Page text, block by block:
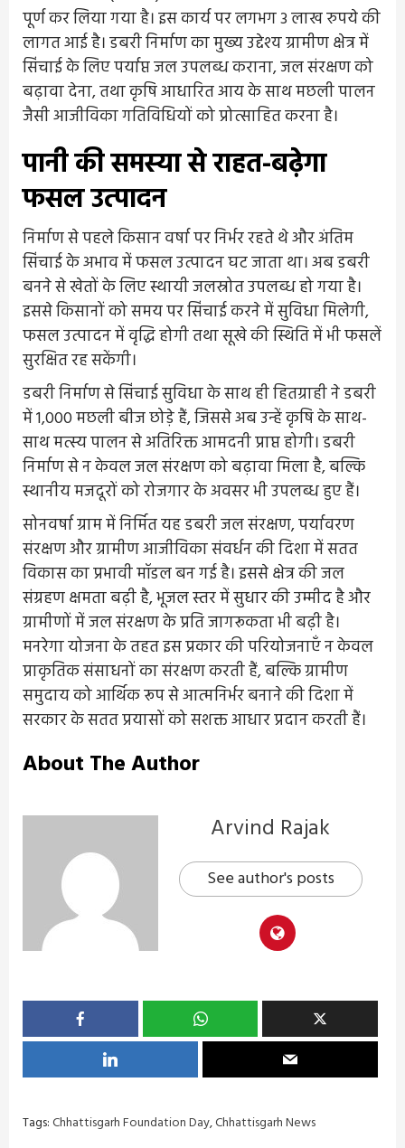
पूर्ण कर लिया गया है। इस कार्य पर लगभग 3 लाख रुपये की
लागत आई है। डबरी निर्माण का मुख्य उद्देश्य ग्रामीण क्षेत्र में
सिंचाई के लिए पर्याप्त जल उपलब्ध कराना, जल संरक्षण को
बढ़ावा देना, तथा कृषि आधारित आय के साथ मछली पालन
जैसी आजीविका गतिविधियों को प्रोत्साहित करना है।
पानी की समस्या से राहत-बढ़ेगा
फसल उत्पादन
निर्माण से पहले किसान वर्षा पर निर्भर रहते थे और अंतिम
सिंचाई के अभाव में फसल उत्पादन घट जाता था। अब डबरी
बनने से खेतों के लिए स्थायी जलस्रोत उपलब्ध हो गया है।
इससे किसानों को समय पर सिंचाई करने में सुविधा मिलेगी,
फसल उत्पादन में वृद्धि होगी तथा सूखे की स्थिति में भी फसलें
सुरक्षित रह सकेंगी।
डबरी निर्माण से सिंचाई सुविधा के साथ ही हितग्राही ने डबरी
में 1,000 मछली बीज छोड़े हैं, जिससे अब उन्हें कृषि के साथ-
साथ मत्स्य पालन से अतिरिक्त आमदनी प्राप्त होगी। डबरी
निर्माण से न केवल जल संरक्षण को बढ़ावा मिला है, बल्कि
स्थानीय मजदूरों को रोजगार के अवसर भी उपलब्ध हुए हैं।
सोनवर्षा ग्राम में निर्मित यह डबरी जल संरक्षण, पर्यावरण
संरक्षण और ग्रामीण आजीविका संवर्धन की दिशा में सतत
विकास का प्रभावी मॉडल बन गई है। इससे क्षेत्र की जल
संग्रहण क्षमता बढ़ी है, भूजल स्तर में सुधार की उम्मीद है और
ग्रामीणों में जल संरक्षण के प्रति जागरूकता भी बढ़ी है।
मनरेगा योजना के तहत इस प्रकार की परियोजनाएँ न केवल
प्राकृतिक संसाधनों का संरक्षण करती हैं, बल्कि ग्रामीण
समुदाय को आर्थिक रूप से आत्मनिर्भर बनाने की दिशा में
सरकार के सतत प्रयासों को सशक्त आधार प्रदान करती हैं।
About The Author
Arvind Rajak
See author's posts
Tags:Chhattisgarh Foundation Day,Chhattisgarh News